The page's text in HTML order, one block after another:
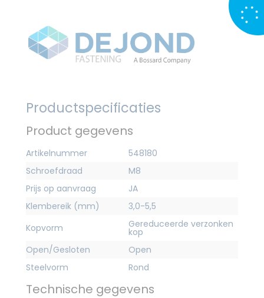
Productspecificaties
Product gegevens
Artikelnummer
548180
Schroefdraad
M8
Prijs op aanvraag
JA
Klembereik (mm)
3,0-5,5
Kopvorm
Gereduceerde verzonken
kop
Open/Gesloten
Open
Steelvorm
Rond
Technische gegevens